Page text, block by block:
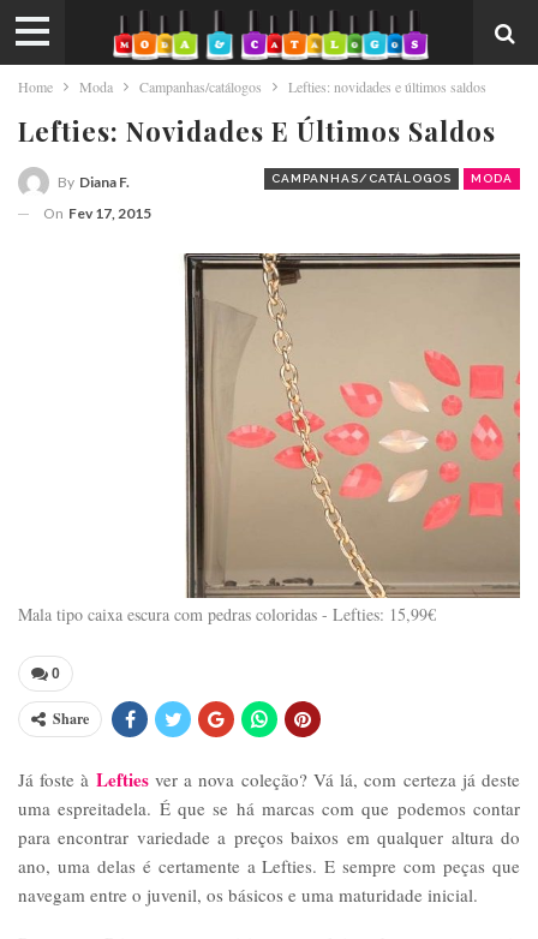
Home Moda Campanhas/catálogos Lefties: novidades e últimos saldos
Lefties: Novidades E Últimos Saldos
CAMPANHAS/CATÁLOGOS MODA
By Diana F.
On Fev 17, 2015
Mala tipo caixa escura com pedras coloridas - Lefties: 15,99€
0
Share
Já foste à Leftiesver a nova coleção? Vá lá, com certeza já deste
uma espreitadela. É que se há marcas com que podemos contar
para encontrar variedade a preços baixos em qualquer altura do
ano, uma delas é certamente a Lefties. E sempre com peças que
navegam entre o juvenil, os básicos e uma maturidade inicial.